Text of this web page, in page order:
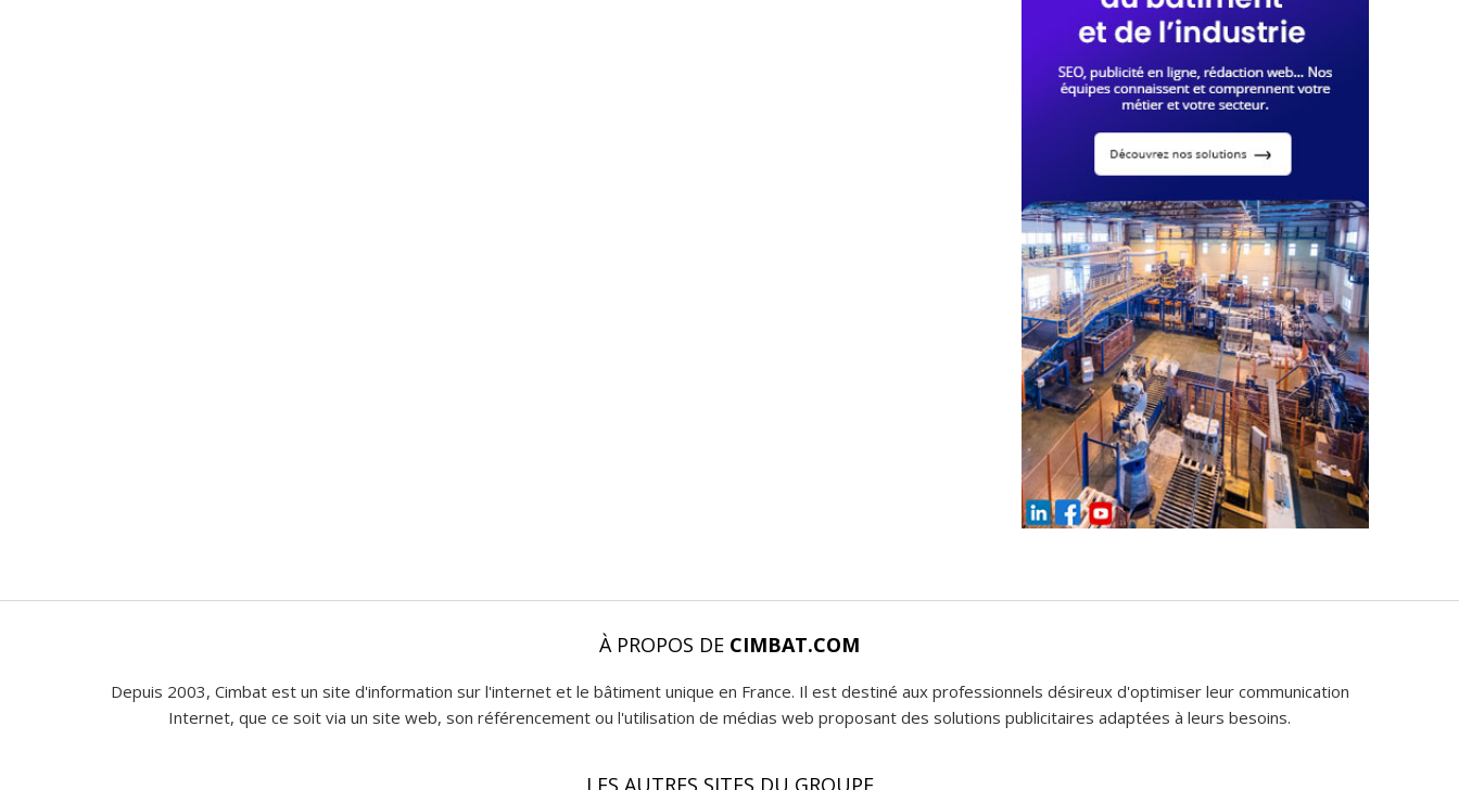
À PROPOS DE CIMBAT.COM
Depuis 2003, Cimbat est un site d'information sur l'internet et le bâtiment unique en France. Il est destiné aux professionnels désireux d'optimiser leur communication
Internet, que ce soit via un site web, son référencement ou l'utilisation de médias web proposant des solutions publicitaires adaptées à leurs besoins.
LES AUTRES SITES DU GROUPE